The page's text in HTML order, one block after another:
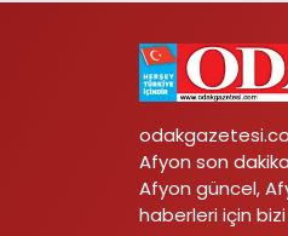
Afyon son
Afyon güncel,
haberleri için